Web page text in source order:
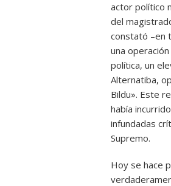
actor político
del
constató –en
una
política, un
Alternatiba,
Bildu». Este
había
infundadas
Supremo.
Hoy se hace